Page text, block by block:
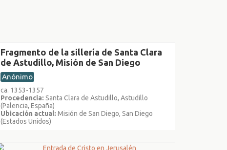
Fragmento de la sillería de Santa Clara
de Astudillo, Misión de San Diego
Anónimo
ca. 1353-1357
Procedencia: Santa Clara de Astudillo, Astudillo
(Palencia, España)
Ubicación actual: Misión de San Diego, San Diego
(Estados Unidos)